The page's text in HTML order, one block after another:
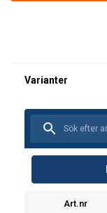
Art.nr